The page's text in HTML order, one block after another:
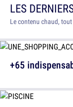
LES
Le contenu chaud,
+65